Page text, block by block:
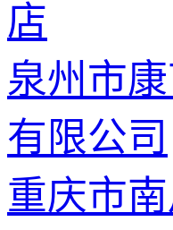
店
泉州市
有限公司
重庆市